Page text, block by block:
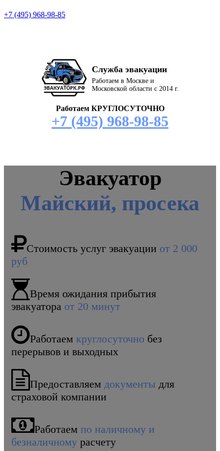
+7 (495) 968-98-85
Служба эвакуации
Работаем в Москве и
Московской области с 2014 г.
Работаем КРУГЛОСУТОЧНО
+7 (495) 968-98-85
Эвакуатор
Майский, просека
Стоимость услуг эвакуации от 2 000
руб
Время ожидания прибытия
эвакуатора от 20 минут
Работаем круглосуточно без
перерывов и выходных
Предоставляем документы для
страховой компании
Работаем по наличному и
безналичному расчету